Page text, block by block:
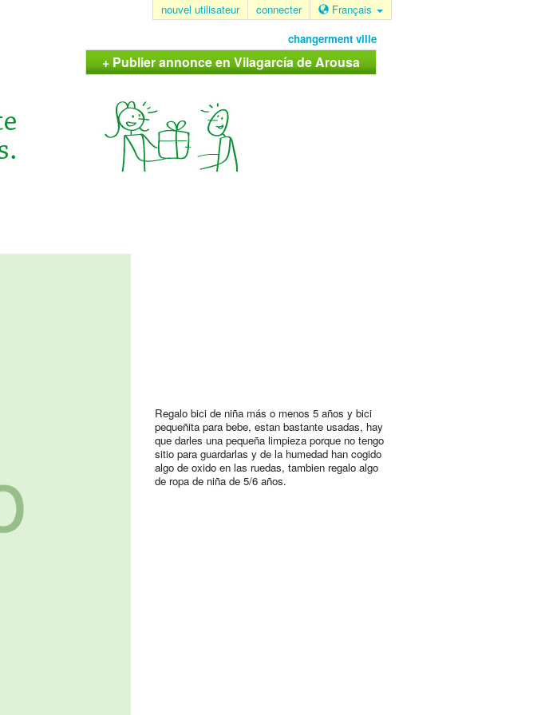
nouvel utilisateur connecter Français
changerment ville
+ Publier annonce en Vilagarcía de Arousa
Regalo bici de niña más o menos 5 años y bici
pequeñita para bebe, estan bastante usadas, hay
que darles una pequeña limpieza porque no tengo
sitio para guardarlas y de la humedad han cogido
algo de oxido en las ruedas, tambien regalo algo
de ropa de niña de 5/6 años.